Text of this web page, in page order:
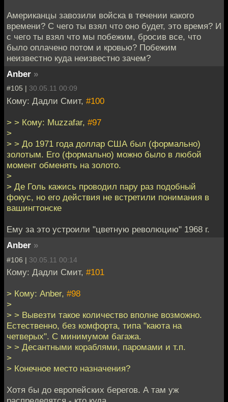
Американцы завозили войска в течении какого
времени? С чего ты взял что оно будет, это время? И
с чего ты взял что мы побежим, бросив все, что
было оплачено потом и кровью? Побежим
неизвестно куда неизвестно зачем?
Anber »
#105 | 30.05.11 00:09
Кому: Дадли Смит, #100
> > Кому: Muzzafar, #97
>
> > До 1971 года доллар США был (формально)
золотым. Его (формально) можно было в любой
момент обменять на золото.
>
> Де Голь кажись проводил пару раз подобный
фокус, но его действия не встретили понимания в
вашингтонске
Ему за это устроили "цветную революцию" 1968 г.
Anber »
#106 | 30.05.11 00:14
Кому: Дадли Смит, #101
> Кому: Anber, #98
>
> > Вывезти такое количество вполне возможно.
Естественно, без комфорта, типа "каюта на
четверых". С минимумом багажа.
> > Десантными кораблями, паромами и т.п.
>
> Конечное место назначения?
Хотя бы до европейских берегов. А там уж